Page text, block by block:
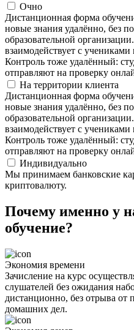
Очно
Дистанционная форма
новые знания удалённо, без
образовательной
взаимодействует с
Контроль тоже удалённый:
отправляют на проверку
На территории клиента
Дистанционная форма
новые знания удалённо, без
образовательной
взаимодействует с
Контроль тоже удалённый:
отправляют на проверку
Индивидуально
Мы принимаем банковские
криптовалюту.
Почему именно у
обучение?
Экономия времени
Зачисление на курс
слушателей без ожидания
дистанционно, без отрыва от
домашних дел.